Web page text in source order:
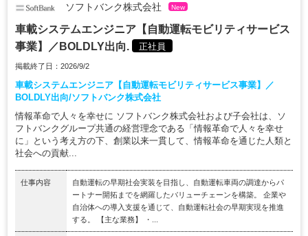
ソフトバンク株式会社 New
車載システムエンジニア【自動運転モビリティサービス
事業】／BOLDLY出向.
正社員
掲載終了日：2026/9/2
車載システムエンジニア【自動運転モビリティサービス事業】／
BOLDLY出向/ソフトバンク株式会社
情報革命で人々を幸せに ソフトバンク株式会社および子会社は、ソ
フトバンクグループ共通の経営理念である「情報革命で人々を幸せ
に」という考え方の下、創業以来一貫して、情報革命を通じた人類と
社会への貢献...
仕事内容
自動運転の早期社会実装を目指し、自動運転車両の調達からパ
ートナー開拓までを網羅したバリューチェーンを構築。 企業や
自治体への導入支援を通じて、自動運転社会の早期実現を推進
する。 【主な業務】 ・...